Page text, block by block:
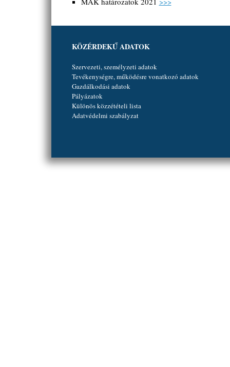
KÖZÉRDEKŰ ADATOK
Szervezeti, személyzeti adatok
Tevékenységre, működésre vonatkozó adatok
Gazdálkodási adatok
Pályázatok
Különös közzétételi lista
Adatvédelmi szabályzat